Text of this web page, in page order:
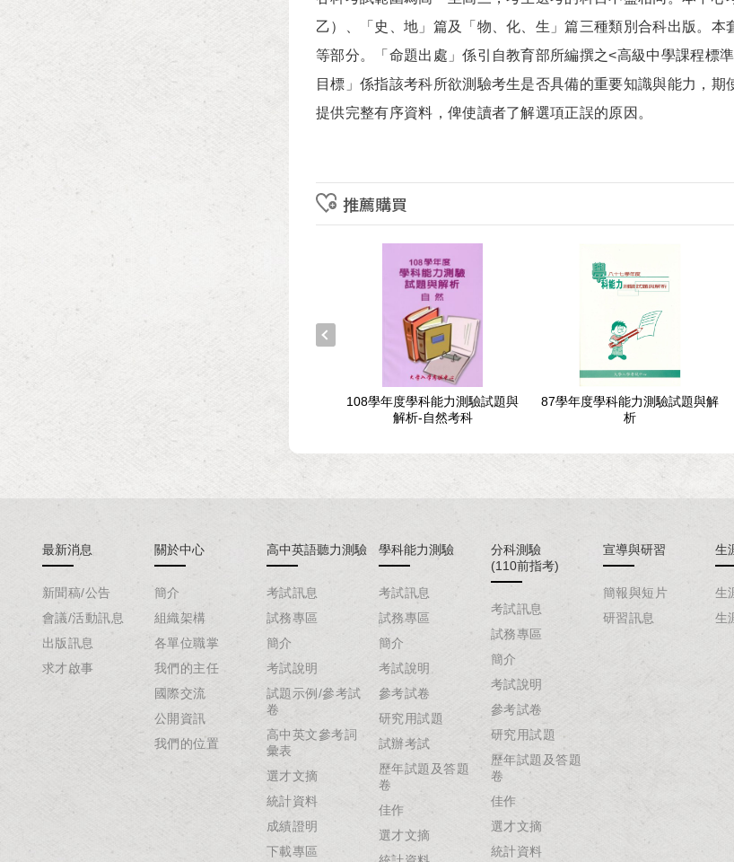
乙）、「史、地」篇及「物、化、生」篇三種類別合科出版。
等部分。「命題出處」係引自教育部所編撰之<高級中學課程標
目標」係指該考科所欲測驗考生是否具備的重要知識與能力，
提供完整有序資料，俾使讀者了解選項正誤的原因。
推薦購買
113學年度學科能力測驗試題與
解析-數學Ａ、數學Ｂ考科
108學年度學科能力測驗試題與
解析-自然考科
87學年度學科能力測驗試題與解
析
最新消息
新聞稿/公告
會議/活動訊息
出版訊息
求才啟事
關於中心
簡介
組織架構
各單位職掌
我們的主任
國際交流
公開資訊
我們的位置
高中英語聽力測驗
考試訊息
試務專區
簡介
考試說明
試題示例/參考試
卷
高中英文參考詞
彙表
選才文摘
統計資料
成績證明
下載專區
學科能力測驗
考試訊息
試務專區
簡介
考試說明
參考試卷
研究用試題
試辦考試
歷年試題及答題
卷
佳作
選才文摘
分科測驗
(110前指考)
考試訊息
試務專區
簡介
考試說明
參考試卷
研究用試題
歷年試題及答題
卷
佳作
選才文摘
統計資料
宣導與研習
簡報與短片
研習訊息
生
生
生